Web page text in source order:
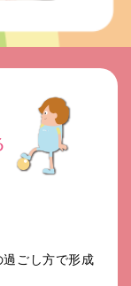
ごし方で形成